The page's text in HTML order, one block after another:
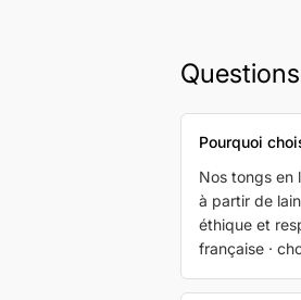
Pourquoi
Nos tongs en
à partir de
éthique et
française ·